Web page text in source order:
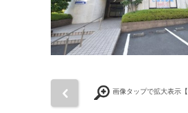
画像タップで拡大表示【